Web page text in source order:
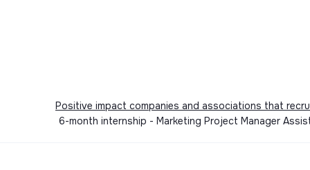
Positive impact companies and associations that
6-month internship - Marketing Project Manager